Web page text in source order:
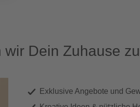
Dein Zuhause
Exklusive Angebote und